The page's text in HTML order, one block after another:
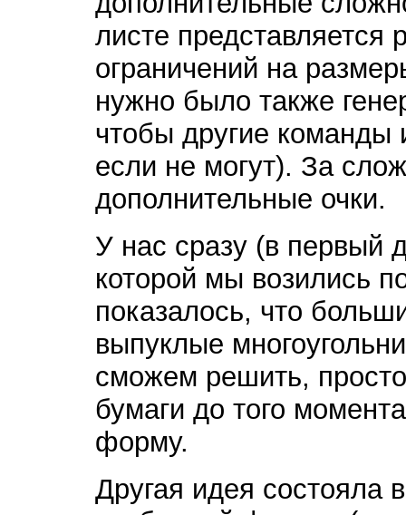
листе
ограничений на
нужно было также
чтобы другие
если не могут). За
дополнительные очки.
У нас сразу (в первый
которой мы возились
показалось, что
выпуклые
сможем решить,
бумаги до того
форму.
Другая идея состояла